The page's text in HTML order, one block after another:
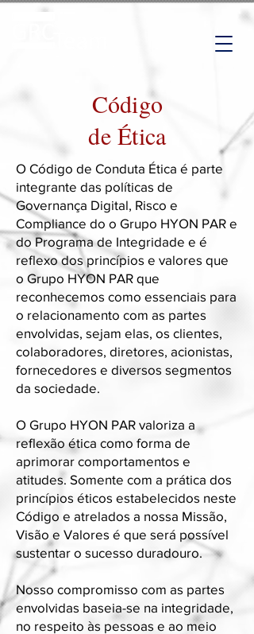
Código
de Ética
O Código de Conduta Ética é parte
integrante das políticas de
Governança Digital, Risco e
Compliance do o Grupo HYON PAR e
do Programa de Integridade e é
reflexo dos princípios e valores que
o Grupo HYON PAR que
reconhecemos como essenciais para
o relacionamento com as partes
envolvidas, sejam elas, os clientes,
colaboradores, diretores, acionistas,
fornecedores e diversos segmentos
da sociedade.
O Grupo HYON PAR valoriza a
reflexão ética como forma de
aprimorar comportamentos e
atitudes. Somente com a prática dos
princípios éticos estabelecidos neste
Código e atrelados a nossa Missão,
Visão e Valores é que será possível
sustentar o sucesso duradouro.
Nosso compromisso com as partes
envolvidas baseia-se na integridade,
no respeito às pessoas e ao meio